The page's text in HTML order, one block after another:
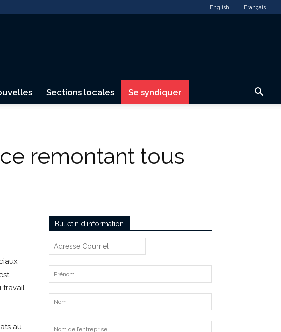
English Français
Sections locales Se syndiquer
remontant tous
travail
au
Bulletin d’information